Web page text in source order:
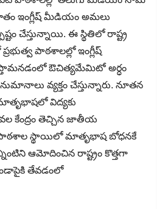
ఇంగ్లీష్ మీడియం అమలు
చేస్తున్నాయి. ఈ స్థితిలో రాష్ట్ర
పాఠశాలల్లో ఇంగ్లీష్
ఔచిత్యమేమిటో అర్ధం
వ్యక్తం చేస్తున్నారు. నూతన
విద్యకు
కేంద్రం తెచ్చిన జాతీయ
స్థాయిలో మాతృభాష బోధనకే
ఆమోదించిన రాష్ట్రం కొత్తగా
తేవడంలో